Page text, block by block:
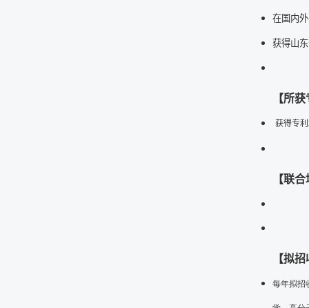
在国内
获得山
【所
获得专
【联
【拟
每年拟招